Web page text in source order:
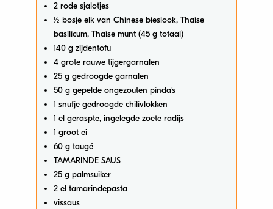
2 rode sjalotjes
½ bosje elk van Chinese bieslook, Thaise
basilicum, Thaise munt (45 g totaal)
140 g zijdentofu
4 grote rauwe tijgergarnalen
25 g gedroogde garnalen
50 g gepelde ongezouten pinda’s
1 snufje gedroogde chilivlokken
1 el geraspte, ingelegde zoete radijs
1 groot ei
60 g taugé
TAMARINDE SAUS
25 g palmsuiker
2 el tamarindepasta
vissaus